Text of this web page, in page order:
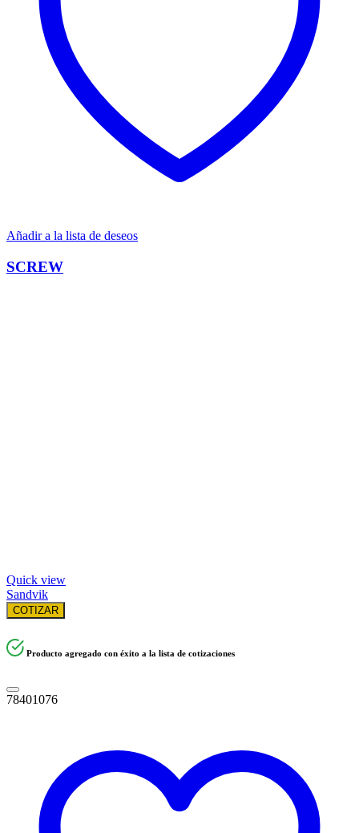
Añadir a la lista de deseos
SCREW
Quick view
Sandvik
COTIZAR
Producto agregado con éxito a la lista de cotizaciones
78401076